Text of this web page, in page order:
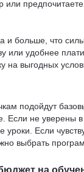
предпочитаете
и больше, что
или удобнее
на выгодных
подойдут
Если не уверены
Если
выбрать
на